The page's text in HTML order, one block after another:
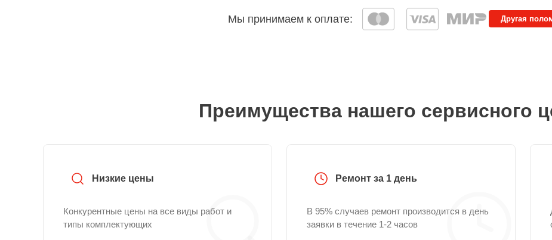
Мы принимаем к оплате: Другая
Преимущества нашего сервисного
Низкие цены
Конкурентные цены на все виды работ и
типы комплектующих
Ремонт за 1 день
В 95% случаев ремонт производится в день
заявки в течение 1-2 часов